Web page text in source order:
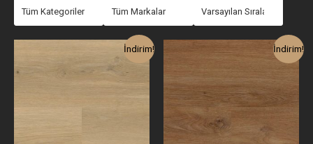
İndirim!
fiyat:
2.650,00₺.
Şu
andaki
fiyat:
1.850,00₺.
İndirim!
fiyat:
2.650,00₺.
Şu
andaki